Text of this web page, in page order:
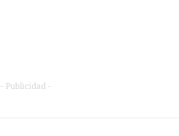
- Publicidad -